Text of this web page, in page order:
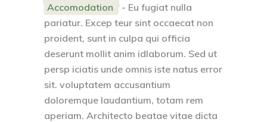
Accomodation - Eu fugiat nulla
pariatur. Excep teur sint occaecat non
proident, sunt in culpa qui officia
deserunt mollit anim idlaborum. Sed ut
persp iciatis unde omnis iste natus error
sit. voluptatem accusantium
doloremque laudantium, totam rem
aperiam. Architecto beatae vitae dicta